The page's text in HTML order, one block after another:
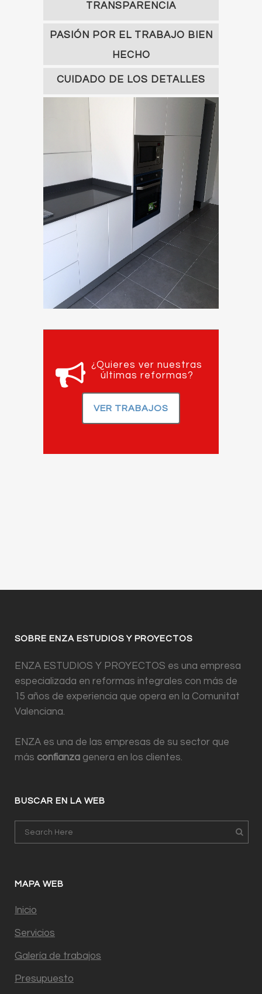
TRANSPARENCIA
PASIÓN POR EL TRABAJO BIEN
HECHO
CUIDADO DE LOS DETALLES
¿Quieres ver nuestras
últimas reformas?
VER TRABAJOS
SOBRE ENZA ESTUDIOS Y PROYECTOS
ENZA ESTUDIOS Y PROYECTOS es una empresa
especializada en reformas integrales con más de
15 años de experiencia que opera en la Comunitat
Valenciana.
ENZA es una de las empresas de su sector que
más confianza genera en los clientes.
BUSCAR EN LA WEB
MAPA WEB
Inicio
Servicios
Galería de trabajos
Presupuesto